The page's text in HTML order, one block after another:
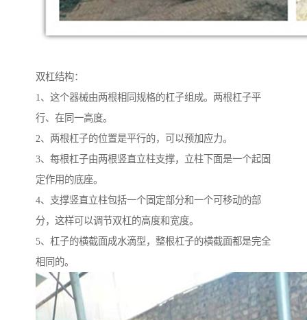
双杠结构：
1、这个器械由两根相同规格的杠子组成。两根杠子平
行、在同一高度。
2、两根杠子的位置是平行的，可以预加应力。
3、每根杠子由两根竖直立柱支撑，立柱下面是一个起固
定作用的底座。
4、支撑竖直立柱包括一个固定部分和一个可移动的部
分，这样可以调节双杠的高度和宽度。
5、杠子的横截面成水滴型，整根杠子的横截面都是完全
相同的。